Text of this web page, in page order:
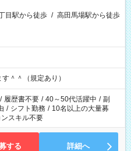
目駅から徒歩 / 高田馬場駅から徒歩
＾＾（規定あり）
/ 履歴書不要 / 40～50代活躍中 / 副
/ シフト勤務 / 10名以上の大量募
スキル不要
する 詳細へ